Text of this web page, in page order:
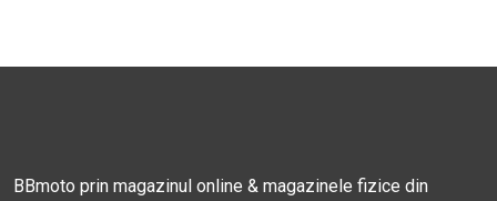
BBmoto prin magazinul online & magazinele fizice din